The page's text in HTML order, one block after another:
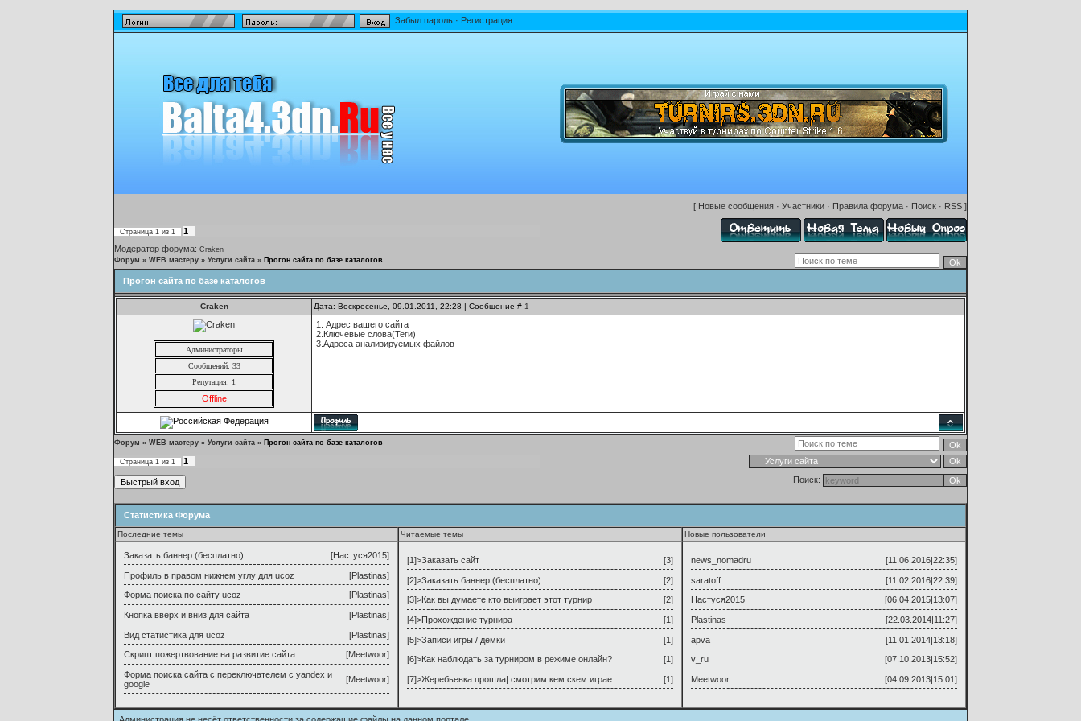
Забыл пароль · Регистрация
[ Новые сообщения · Участники · Правила форума · Поиск · RSS ]
Страница 1 из 1
1
Модератор форума: Craken
Форум » WEB мастеру » Услуги сайта » Прогон сайта по базе каталогов
Прогон сайта по базе каталогов
Craken Дата: Воскресенье, 09.01.2011, 22:28 | Сообщение # 1
Администраторы
Сообщений: 33
Репутация: 1
Offline
1. Адрес вашего сайта
2.Ключевые слова(Теги)
3.Адреса анализируемых файлов
Форум » WEB мастеру » Услуги сайта » Прогон сайта по базе каталогов
Страница 1 из 1
1
Поиск:
Статистика Форума
Последние темы Читаемые темы Новые пользователи
Заказать баннер (бесплатно) [Настуся2015]
Профиль в правом нижнем углу для ucoz [Plastinas]
Форма поиска по сайту ucoz [Plastinas]
Кнопка вверх и вниз для сайта [Plastinas]
Вид статистика для ucoz [Plastinas]
Скрипт пожертвование на развитие сайта [Meetwoor]
Форма поиска сайта с переключателем с yandex и
google
[Meetwoor]
[1]>Заказать сайт [3]
[2]>Заказать баннер (бесплатно) [2]
[3]>Как вы думаете кто выиграет этот турнир [2]
[4]>Прохождение турнира [1]
[5]>Записи игры / демки [1]
[6]>Как наблюдать за турниром в режиме онлайн? [1]
[7]>Жеребьевка прошла| смотрим кем скем играет [1]
news_nomadru [11.06.2016|22:35]
saratoff [11.02.2016|22:39]
Настуся2015 [06.04.2015|13:07]
Plastinas [22.03.2014|11:27]
apva [11.01.2014|13:18]
v_ru [07.10.2013|15:52]
Meetwoor [04.09.2013|15:01]